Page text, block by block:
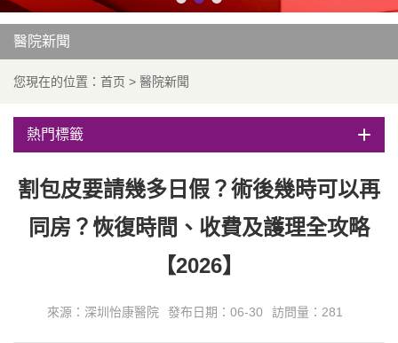
醫院新聞
您現在的位置： 首页 > 醫院新聞
熱門標籤
割包皮要請幾多日假？術後幾時可以再
同房？恢復時間、收費及護理全攻略
【2026】
來源：深圳怡康醫院 發布日期：06-30 訪問量：281